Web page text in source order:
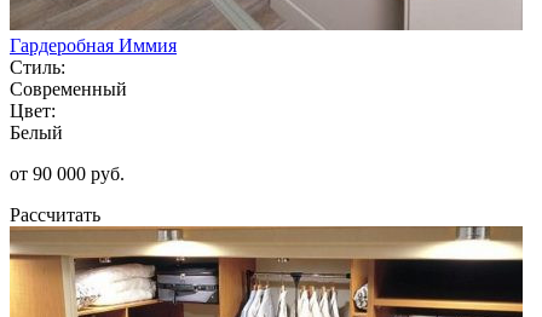
Гардеробная Иммия
Стиль:
Современный
Цвет:
Белый
от 90 000 руб.
Рассчитать